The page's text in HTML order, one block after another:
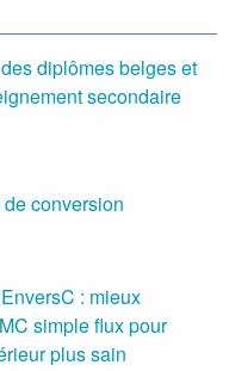
diplômes belges et
secondaire
conversion
: mieux
simple flux pour
plus sain